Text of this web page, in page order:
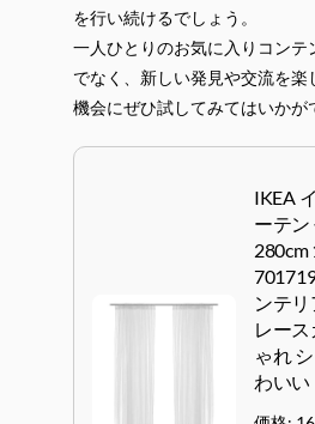
を行い続けるでしょう。
一人ひとりのお気に入りコンテ
でなく、新しい発見や交流を楽
機会にぜひ試してみてはいかが
IKEA
ーテン
280cm
ンテ
レー
ゃれ
わいい